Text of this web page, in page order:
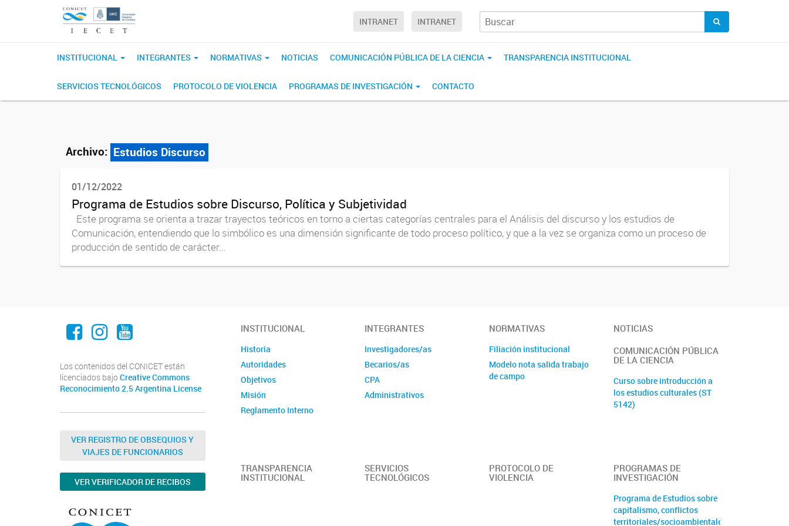
INTRANET INTRANET
INSTITUCIONAL INTEGRANTES NORMATIVAS NOTICIAS COMUNICACIÓN PÚBLICA DE LA CIENCIA TRANSPARENCIA INSTITUCIONAL
SERVICIOS TECNOLÓGICOS PROTOCOLO DE VIOLENCIA PROGRAMAS DE INVESTIGACIÓN CONTACTO
Archivo: Estudios Discurso
01/12/2022
Programa de Estudios sobre Discurso, Política y Subjetividad
Este programa se orienta a trazar trayectos teóricos en torno a ciertas categorías centrales para el Análisis del discurso y los estudios de
Comunicación, entendiendo que lo simbólico es una dimensión significante de todo proceso político, y que a la vez se organiza como un proceso de
producción de sentido de carácter...
Facebook
Instagram
Youtube
Los contenidos del CONICET están
licenciados bajo Creative Commons
Reconocimiento 2.5 Argentina License
VER REGISTRO DE OBSEQUIOS Y
VIAJES DE FUNCIONARIOS
VER VERIFICADOR DE RECIBOS
INSTITUCIONAL
Historia
Autoridades
Objetivos
Misión
Reglamento Interno
INTEGRANTES
Investigadores/as
Becarios/as
CPA
Administrativos
NORMATIVAS
Filiación institucional
Modelo nota salida trabajo
de campo
NOTICIAS
COMUNICACIÓN PÚBLICA
DE LA CIENCIA
Curso sobre introducción a
los estudios culturales (ST
5142)
TRANSPARENCIA
INSTITUCIONAL
SERVICIOS
TECNOLÓGICOS
PROTOCOLO DE
VIOLENCIA
PROGRAMAS DE
INVESTIGACIÓN
Programa de Estudios sobre
capitalismo, conflictos
territoriales/socioambientales